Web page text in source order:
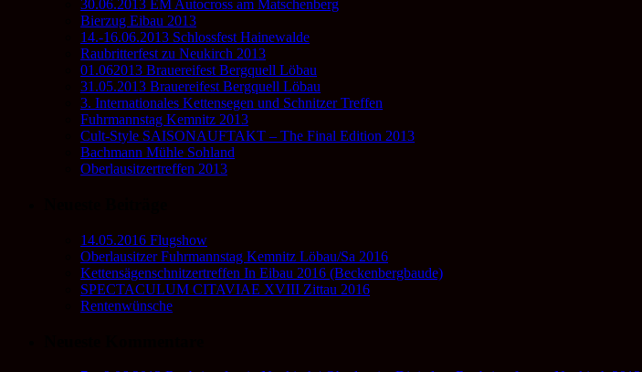
30.06.2013 EM Autocross am Matschenberg
Bierzug Eibau 2013
14.-16.06.2013 Schlossfest Hainewalde
Raubritterfest zu Neukirch 2013
01.062013 Brauereifest Bergquell Löbau
31.05.2013 Brauereifest Bergquell Löbau
3. Internationales Kettensegen und Schnitzer Treffen
Fuhrmannstag Kemnitz 2013
Cult-Style SAISONAUFTAKT – The Final Edition 2013
Bachmann Mühle Sohland
Oberlausitzertreffen 2013
14.05.2016 Flugshow
Oberlausitzer Fuhrmannstag Kemnitz Löbau/Sa 2016
Kettensägenschnitzertreffen In Eibau 2016 (Beckenbergbaude)
SPECTACULUM CITAVIAE XVIII Zittau 2016
Rentenwünsche